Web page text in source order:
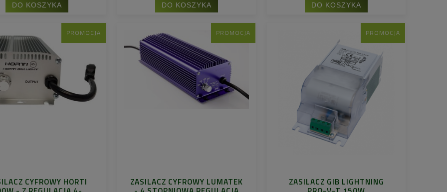
DO KOSZYKA DO KOSZYKA DO KOSZYKA
CYFROWY HORTI
PROMOCJA
ZASILACZ CYFROWY LUMATEK
PROMOCJA
ZASILACZ GIB LIGHTNING
PROMOCJA